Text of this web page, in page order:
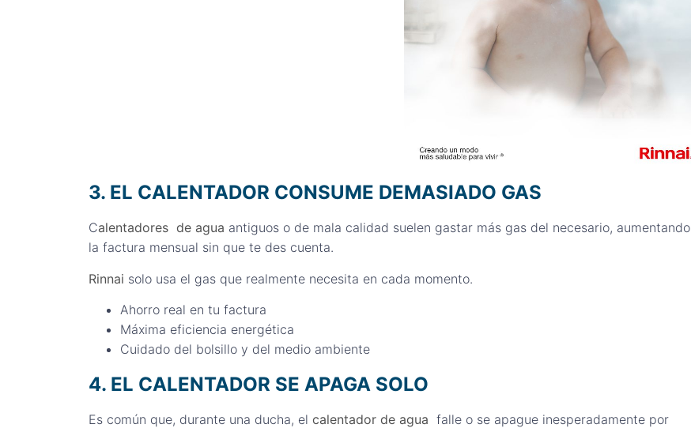
3. EL CALENTADOR CONSUME DEMASIADO GAS
Calentadores de agua antiguos o de mala calidad suelen gastar más gas del necesario, aumentando
la factura mensual sin que te des cuenta.
Rinnai solo usa el gas que realmente necesita en cada momento.
Ahorro real en tu factura
Máxima eficiencia energética
Cuidado del bolsillo y del medio ambiente
4. EL CALENTADOR SE APAGA SOLO
Es común que, durante una ducha, el calentador de agua falle o se apague inesperadamente por